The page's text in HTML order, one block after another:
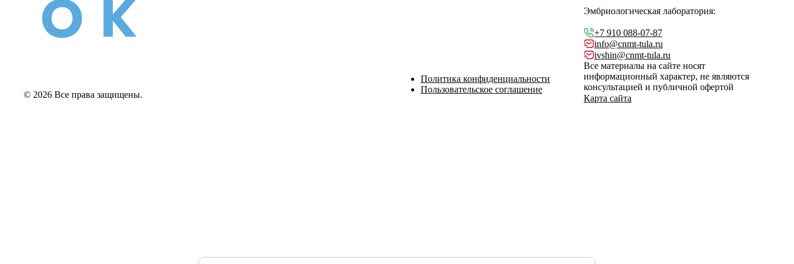
© 2026 Все права защищены.
Политика конфиденциальности
Пользовательское соглашение
Эмбриологическая лаборатория:
+7 910 088-07-87
info@cnmt-tula.ru
ivshin@cnmt-tula.ru
Все материалы на сайте носят
информационный характер, не являются
консультацией и публичной офертой
Карта сайта